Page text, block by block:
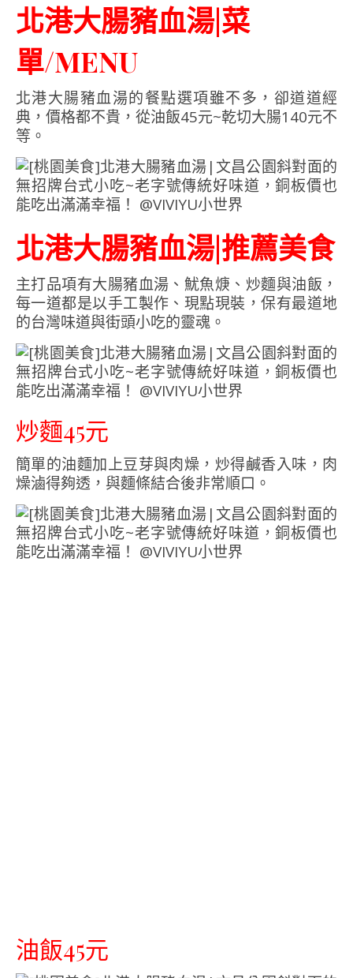
北港大腸豬血湯|菜
單/MENU
北港大腸豬血湯的餐點選項雖不多，卻道道經
典，價格都不貴，從油飯45元~乾切大腸140元不
等。
北港大腸豬血湯|推薦美食
主打品項有大腸豬血湯、魷魚焿、炒麵與油飯，
每一道都是以手工製作、現點現裝，保有最道地
的台灣味道與街頭小吃的靈魂。
炒麵45元
簡單的油麵加上豆芽與肉燥，炒得鹹香入味，肉
燥滷得夠透，與麵條結合後非常順口。
油飯45元